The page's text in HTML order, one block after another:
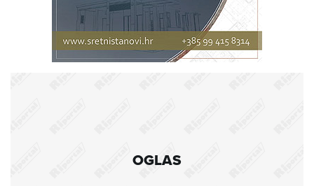
OGLAS